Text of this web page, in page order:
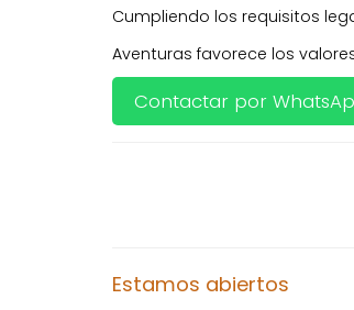
Cumpliendo los requisitos
Aventuras favorece los
Contactar por
Estamos abiertos